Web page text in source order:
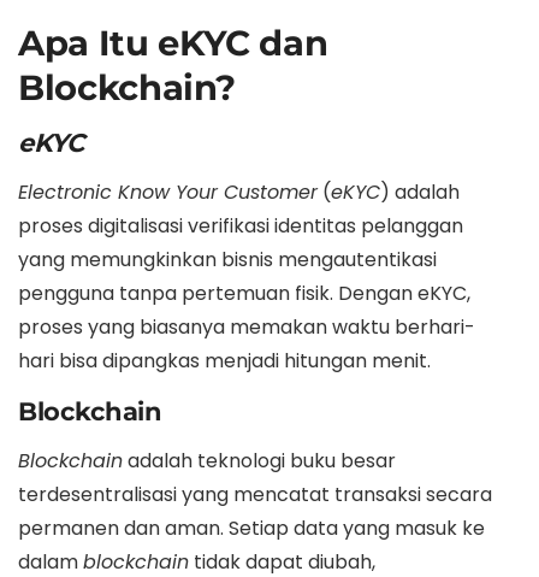
Apa Itu eKYC dan
Blockchain?
eKYC
Electronic Know Your Customer(eKYC) adalah
proses digitalisasi verifikasi identitas pelanggan
yang memungkinkan bisnis mengautentikasi
pengguna tanpa pertemuan fisik. Dengan eKYC,
proses yang biasanya memakan waktu berhari-
hari bisa dipangkas menjadi hitungan menit.
Blockchain
Blockchainadalah teknologi buku besar
terdesentralisasi yang mencatat transaksi secara
permanen dan aman. Setiap data yang masuk ke
dalamblockchain tidak dapat diubah,